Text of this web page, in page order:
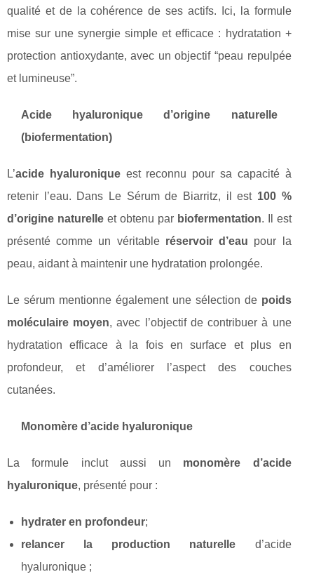
qualité et de la cohérence de ses actifs. Ici, la formule
mise sur une synergie simple et efficace : hydratation +
protection antioxydante, avec un objectif “peau repulpée
et lumineuse”.
Acide hyaluronique d’origine naturelle
(biofermentation)
L’acide hyaluroniqueest reconnu pour sa capacité à
retenir l’eau. Dans Le Sérum de Biarritz, il est 100 %
d’origine naturelleet obtenu par biofermentation. Il est
présenté comme un véritable réservoir d’eau pour la
peau, aidant à maintenir une hydratation prolongée.
Le sérum mentionne également une sélection de poids
moléculaire moyen, avec l’objectif de contribuer à une
hydratation efficace à la fois en surface et plus en
profondeur, et d’améliorer l’aspect des couches
cutanées.
Monomère d’acide hyaluronique
La formule inclut aussi un monomère d’acide
hyaluronique, présenté pour :
hydrater en profondeur;
relancer la production naturelle d’acide
hyaluronique ;